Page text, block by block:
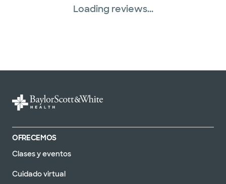
Loading reviews...
OFRECEMOS
Clases y eventos
Cuidado virtual